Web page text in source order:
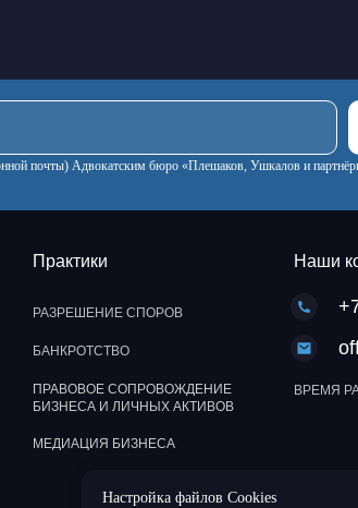
Настройка файлов Cookies
почты) Адвокатским бюро «Плешаков, Ушкалов и
Практики Наши
РАЗРЕШЕНИЕ СПОРОВ
ВРЕМЯ
БАНКРОТСТВО
МЕДИАЦИЯ БИЗНЕСА
ПРАВОВОЕ СОПРОВОЖДЕНИЕ
БИЗНЕСА И ЛИЧНЫХ АКТИВОВ